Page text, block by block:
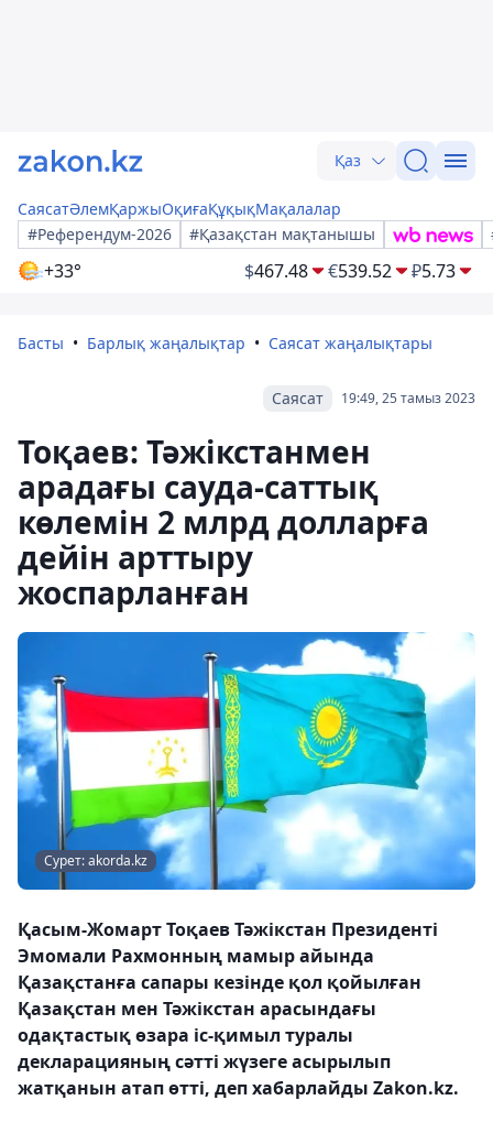
Қаз
СаясатӘлемҚаржыОқиғаҚұқықМақалалар
#Референдум-2026
#Қазақстан мақтанышы
+33° $467.48 €539.52 ₽5.73
Басты Барлық жаңалықтар Саясат жаңалықтары
19:49, 25 тамыз 2023
Саясат
Тоқаев: Тәжікстанмен
арадағы сауда-саттық
көлемін 2 млрд долларға
дейін арттыру
жоспарланған
Сурет: akorda.kz
Қасым-Жомарт Тоқаев Тәжікстан Президенті
Эмомали Рахмонның мамыр айында
Қазақстанға сапары кезінде қол қойылған
Қазақстан мен Тәжікстан арасындағы
одақтастық өзара іс-қимыл туралы
декларацияның сәтті жүзеге асырылып
жатқанын атап өтті, деп хабарлайды Zakon.kz.